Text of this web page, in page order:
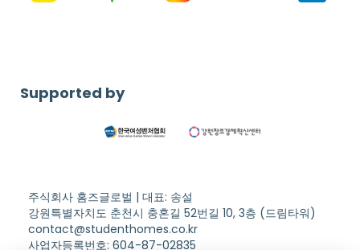
Supported by
주식회사 홈즈글로벌 | 대표: 송설
강원특별자치도 춘천시 충혼길 52번길 10, 3층 (드림타워)
contact@studenthomes.co.kr
사업자등록번호: 604-87-02835